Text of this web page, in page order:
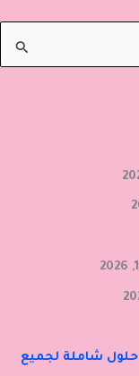
حلول شاملة لجميع